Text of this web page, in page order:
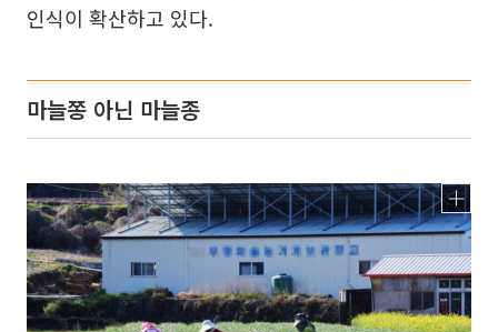
인식이 확산하고 있다.
마늘쫑 아닌 마늘종